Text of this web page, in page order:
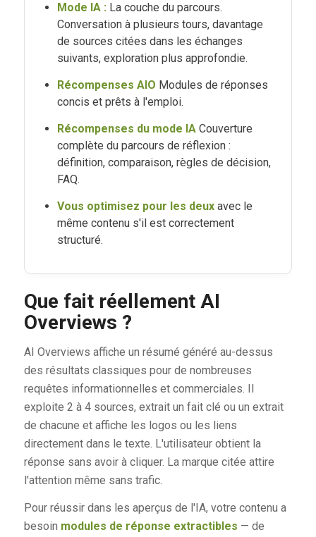
Mode IA :La couche du parcours.
Conversation à plusieurs tours, davantage
de sources citées dans les échanges
suivants, exploration plus approfondie.
Récompenses AIO Modules de réponses
concis et prêts à l'emploi.
Récompenses du mode IACouverture
complète du parcours de réflexion :
définition, comparaison, règles de décision,
FAQ.
Vous optimisez pour les deuxavec le
même contenu s'il est correctement
structuré.
Que fait réellement AI
Overviews ?
AI Overviews affiche un résumé généré au-dessus
des résultats classiques pour de nombreuses
requêtes informationnelles et commerciales. Il
exploite 2 à 4 sources, extrait un fait clé ou un extrait
de chacune et affiche les logos ou les liens
directement dans le texte. L'utilisateur obtient la
réponse sans avoir à cliquer. La marque citée attire
l'attention même sans trafic.
Pour réussir dans les aperçus de l'IA, votre contenu a
besoin modules de réponse extractibles — de